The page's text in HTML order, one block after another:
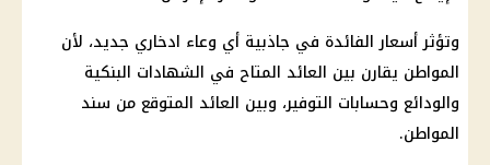
وتؤثرأسعار الفائدة في جاذبية أي وعاء ادخاري جديد، لأن
المواطن يقارن بين العائد المتاح في الشهادات البنكية
والودائع وحسابات التوفير، وبين العائد المتوقع من سند
المواطن.